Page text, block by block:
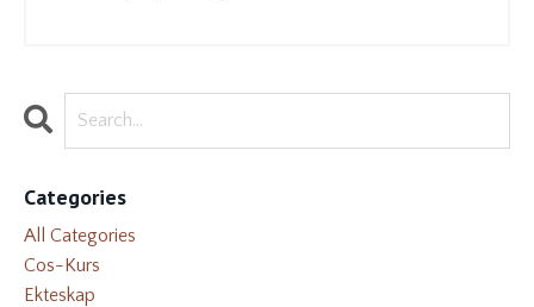
Categories
All Categories
Cos-Kurs
Ekteskap